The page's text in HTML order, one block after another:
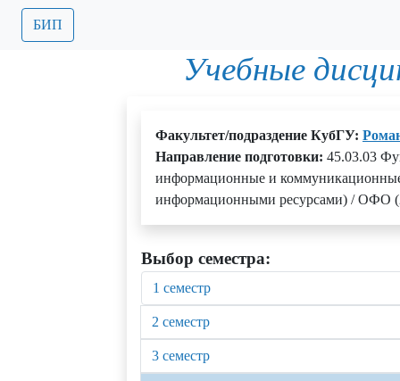
БИП
Учебные
Факультет/подраздение КубГУ:
Направление подготовки: 45.03.03
информационные и
информационными ресурсами) / ОФО
Выбор семестра:
1 семестр
2 семестр
3 семестр